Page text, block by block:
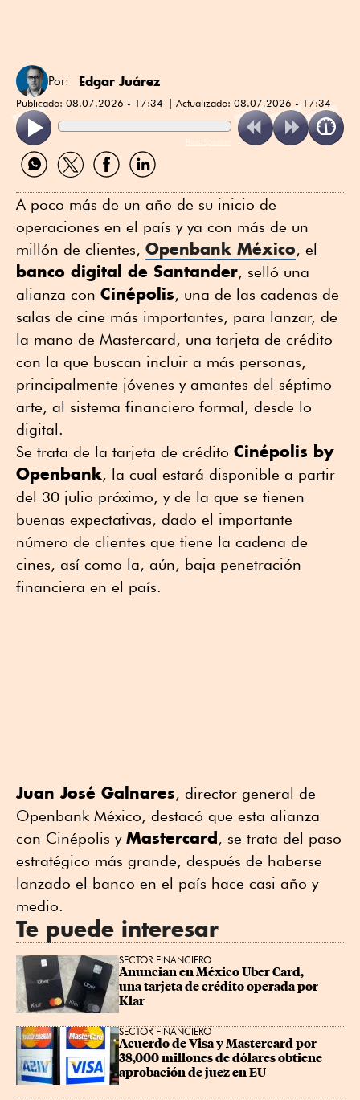
Por: Edgar Juárez
Publicado: 08.07.2026 - 17:34 Actualizado: 08.07.2026 - 17:34
ReadSpeaker
Compartir
por
Compartir
por
Compartir
por
Compartir
por
A poco más de un año de su inicio de
operaciones en el país y ya con más de un
millón de clientes, Openbank México, el
banco digital de Santander, selló una
alianza con Cinépolis, una de las cadenas de
salas de cine más importantes, para lanzar, de
la mano de Mastercard, una tarjeta de crédito
con la que buscan incluir a más personas,
principalmente jóvenes y amantes del séptimo
arte, al sistema financiero formal, desde lo
digital.
Se trata de la tarjeta de crédito Cinépolis by
Openbank, la cual estará disponible a partir
del 30 julio próximo, y de la que se tienen
buenas expectativas, dado el importante
número de clientes que tiene la cadena de
cines, así como la, aún, baja penetración
financiera en el país.
Juan José Galnares, director general de
Openbank México, destacó que esta alianza
con Cinépolis y Mastercard , se trata del paso
estratégico más grande, después de haberse
lanzado el banco en el país hace casi año y
medio.
Te puede interesar
SECTOR FINANCIERO
Anuncian en México Uber Card,
una tarjeta de crédito operada por
Klar
SECTOR FINANCIERO
Acuerdo de Visa y Mastercard por
38,000 millones de dólares obtiene
aprobación de juez en EU